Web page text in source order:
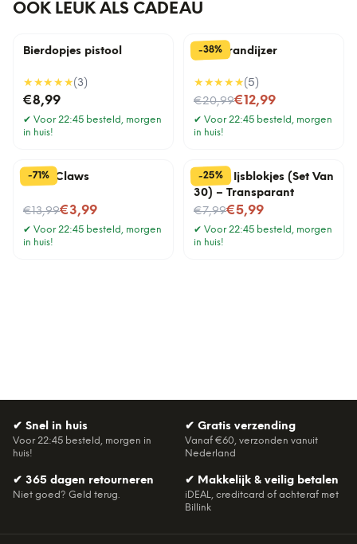
OOK LEUK ALS CADEAU
Bierdopjes pistool
★★★★★(3)
€8,99
✔ Voor 22:45 besteld, morgen
in huis!
-38%
BBQ brandijzer
★★★★★( 5 )
€20,99
Nu voor€12,99
✔ Voor 22:45 besteld, morgen
in huis!
-71%
Meat Claws
€13,99
Nu voor€3,99
✔ Voor 22:45 besteld, morgen
in huis!
-25%
Plastic Ijsblokjes (Set Van
30) – Transparant
€7,99
Nu voor€5,99
✔ Voor 22:45 besteld, morgen
in huis!
✔ Snel in huis
Voor 22:45 besteld, morgen in
huis!
✔ Gratis verzending
Vanaf €60, verzonden vanuit
Nederland
✔ 365 dagen retourneren
Niet goed? Geld terug.
✔ Makkelijk & veilig betalen
iDEAL, creditcard of achteraf met
Billink